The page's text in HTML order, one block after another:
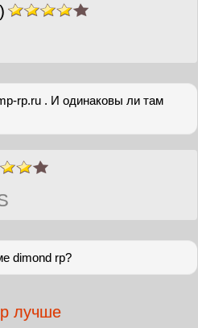
rp.ru . И одинаковы ли там
dimond rp?
лучше